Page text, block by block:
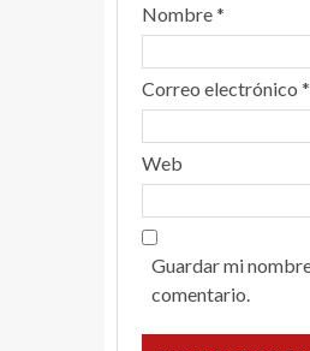
Nombre*
Correo electrónico *
Web
Guardar mi
comentario.